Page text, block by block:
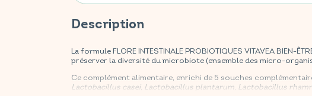
Description
La formule FLORE INTESTINALE PROBIOTIQUES VITAVEA BIEN-
préserver la diversité du microbiote (ensemble des micro-
Ce complément alimentaire, enrichi de 5 souches
Lactobacillus casei, Lactobacillus plantarum, Lactobacillus